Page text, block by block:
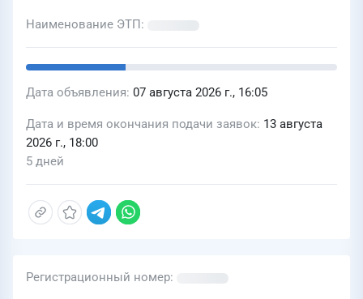
Наименование ЭТП
Дата объявления 07 августа 2026 г., 16:05
Дата и время окончания подачи заявок 13 августа
2026 г., 18:00
5 дней
Регистрационный номер